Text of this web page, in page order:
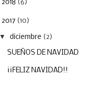
2018 (6)
2017 (10)
diciembre (2)
SUEÑOS DE NAVIDAD
¡¡FELIZ NAVIDAD!!